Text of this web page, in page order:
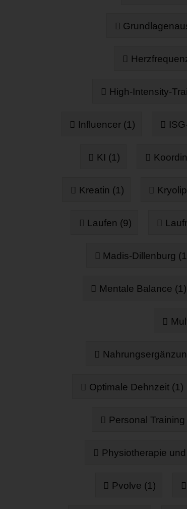
High-Intensity-
Influencer (1)
KI (1)
Kreatin (1)
Laufen (9)
Madis-Dillenburg
Mentale Balance (1)
Optimale Dehnzeit (1)
Personal Training
Physiotherapie
Pvolve (1)